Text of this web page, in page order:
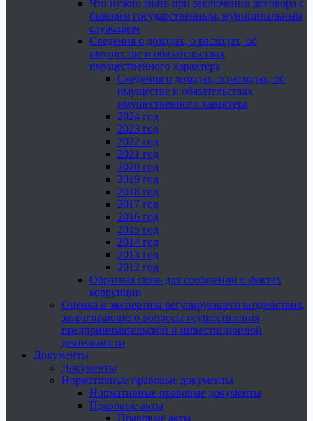
Что нужно знать при заключении договора с
бывшим государственным, муниципальным
служащим
Сведения о доходах, о расходах, об
имуществе и обязательствах
имущественного характера
Сведения о доходах, о расходах, об
имуществе и обязательствах
имущественного характера
2024 год
2023 год
2022 год
2021 год
2020 год
2019 год
2018 год
2017 год
2016 год
2015 год
2014 год
2013 год
2012 год
Обратная связь для сообщений о фактах
коррупции
Оценка и экспертиза регулирующего воздействия,
затрагивающего вопросы осуществления
предпринимательской и инвестиционной
деятельности
Документы
Документы
Нормативные правовые документы
Нормативные правовые документы
Правовые акты
Правовые акты